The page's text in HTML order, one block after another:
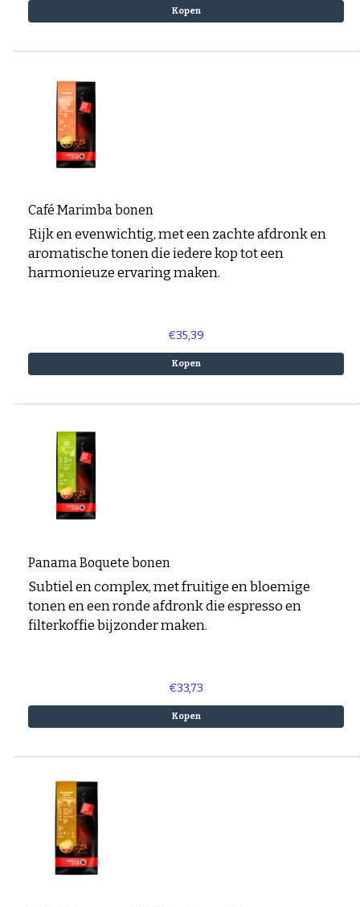
Nagerechten en gebak met Koffie
Kopen
Café Marimba bonen
Rijk en evenwichtig, met een zachte afdronk en
aromatische tonen die iedere kop tot een
harmonieuze ervaring maken.
€35,39
Kopen
Panama Boquete bonen
Subtiel en complex, met fruitige en bloemige
tonen en een ronde afdronk die espresso en
filterkoffie bijzonder maken.
€33,73
Kopen